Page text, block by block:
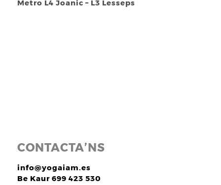
Metro L4 Joanic – L3 Lesseps
CONTACTA’NS
info@yogaiam.es
Be Kaur 699 423 530